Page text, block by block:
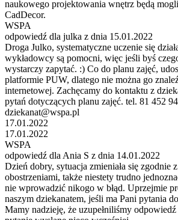
naukowego projektowania wnętrz będą
CadDecor.
WSPA
odpowiedź dla julka z dnia 15.01.2022
Droga Julko, systematyczne uczenie się
wykładowcy są pomocni, więc jeśli byś
wystarczy zapytać. :) Co do planu zajęć,
platformie PUW, dlatego nie można go
internetowej. Zachęcamy do kontaktu z
pytań dotyczących planu zajęć. tel. 81 452
dziekanat@wspa.pl
17.01.2022
17.01.2022
WSPA
odpowiedź dla Ania S z dnia 14.01.2022
Dzień dobry, sytuacja zmieniała się zgodnie
obostrzeniami, także niestety trudno
nie wprowadzić nikogo w błąd. Uprzejmie
naszym dziekanatem, jeśli ma Pani pytania
Mamy nadzieję, że uzupełniliśmy